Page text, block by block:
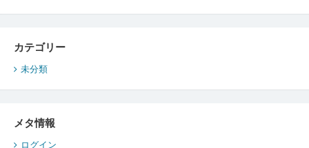
カテゴリー
未分類
メタ情報
ログイン